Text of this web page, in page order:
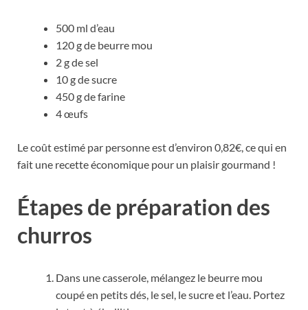
500 ml d’eau
120 g de beurre mou
2 g de sel
10 g de sucre
450 g de farine
4 œufs
Le coût estimé par personne est d’environ 0,82€, ce qui en
fait une recette économique pour un plaisir gourmand !
Étapes de préparation des
churros
Dans une casserole, mélangez le beurre mou
coupé en petits dés, le sel, le sucre et l’eau. Portez